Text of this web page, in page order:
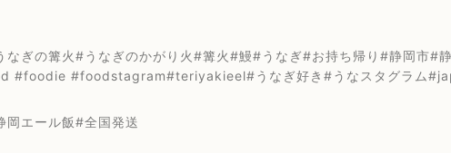
なぎの篝火#うなぎのかがり火#篝火#鰻#うなぎ#お持ち帰り#静岡市
#foodie #foodstagram#teriyakieel#うなぎ好き#うなスタグラム
岡エール飯#全国発送